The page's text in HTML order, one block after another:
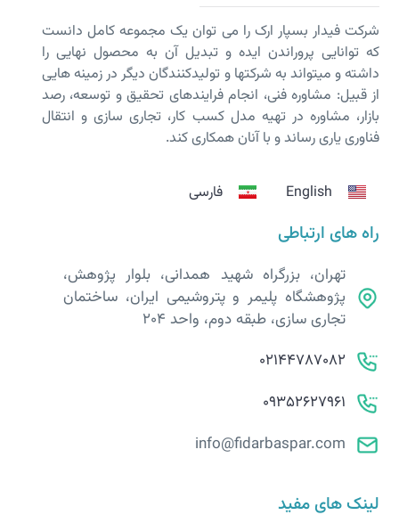
شرکت فیدار بسپار ارک را می توان یک مجموعه کامل دانست
که توانایی پروراندن ایده و تبدیل آن به محصول نهایی را
داشته و می­تواند به شرکت­ها و تولیدکنندگان دیگر در زمینه هایی
از قبیل: مشاوره فنی، انجام فرایندهای تحقیق و توسعه، رصد
بازار، مشاوره در تهیه مدل کسب کار، تجاری سازی و انتقال
فناوری یاری رساند و با آنان همکاری کند.
English فارسی
راه های ارتباطی
تهران، بزرگراه شهید همدانی، بلوار پژوهش،
پژوهشگاه پلیمر و پتروشیمی ایران، ساختمان
تجاری سازی، طبقه دوم، واحد 204
02144787082
09352627961
info@fidarbaspar.com
لینک های مفید